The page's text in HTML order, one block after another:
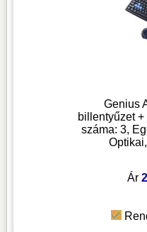
Genius
billentyűzet
száma: 3,
Ár